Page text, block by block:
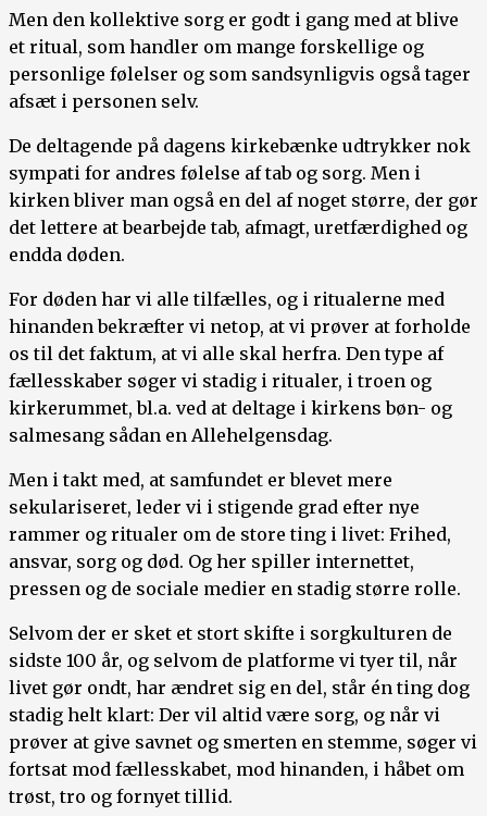
Men den kollektive sorg er godt i gang med at blive
et ritual, som handler om mange forskellige og
personlige følelser og som sandsynligvis også tager
afsæt i personen selv.
De deltagende på dagens kirkebænke udtrykker nok
sympati for andres følelse af tab og sorg. Men i
kirken bliver man også en del af noget større, der gør
det lettere at bearbejde tab, afmagt, uretfærdighed og
endda døden.
For døden har vi alle tilfælles, og i ritualerne med
hinanden bekræfter vi netop, at vi prøver at forholde
os til det faktum, at vi alle skal herfra. Den type af
fællesskaber søger vi stadig i ritualer, i troen og
kirkerummet, bl.a. ved at deltage i kirkens bøn- og
salmesang sådan en Allehelgensdag.
Men i takt med, at samfundet er blevet mere
sekulariseret, leder vi i stigende grad efter nye
rammer og ritualer om de store ting i livet: Frihed,
ansvar, sorg og død. Og her spiller internettet,
pressen og de sociale medier en stadig større rolle.
Selvom der er sket et stort skifte i sorgkulturen de
sidste 100 år, og selvom de platforme vi tyer til, når
livet gør ondt, har ændret sig en del, står én ting dog
stadig helt klart: Der vil altid være sorg, og når vi
prøver at give savnet og smerten en stemme, søger vi
fortsat mod fællesskabet, mod hinanden, i håbet om
trøst, tro og fornyet tillid.